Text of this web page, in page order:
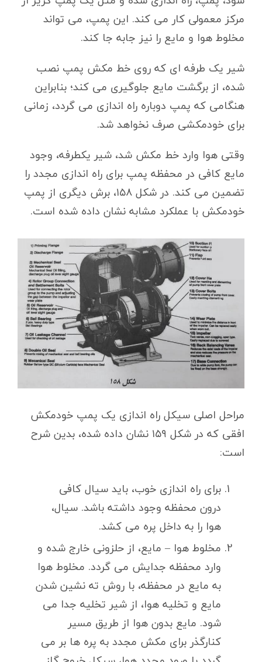
مرکز معمولی کار می کند. این پمپ، می تواند
مخلوط هوا و مایع را نیز جابه جا کند.
شیر یک طرفه ای که روی خط مکش پمپ نصب
شده، از برگشت مایع جلوگیری می کند؛ بنابراین
هنگامی که پمپ دوباره راه اندازی می گردد، زمانی
برای خودمکشی صرف نخواهد شد.
وقتی هوا وارد خط مکش شد، شیر یکطرفه، وجود
مایع کافی در محفظه پمپ برای راه اندازی مجدد را
تضمین می کند. در شکل ۱۵۸، برش دیگری از پمپ
خودمکش با عملکرد مشابه نشان داده شده است.
مراحل اصلی سیکل راه اندازی یک پمپ خودمکش
افقی که در شکل ۱۵۹ نشان داده شده، بدین شرح
است:
برای راه اندازی خوب، باید سیال کافی
درون محفظه وجود داشته باشد. سیال،
هوا را به داخل پره می کشد.
مخلوط هوا – مایع، از حلزونی خارج شده و
وارد محفظه جدایش می گردد. مخلوط هوا
به مایع در محفظه، با روش ته نشین شدن
مایع و تخلیه هوا، از شیر تخلیه جدا می
شود. مایع بدون هوا از طریق مسیر
کنارگذر برای مکش مجدد به پره ها بر می